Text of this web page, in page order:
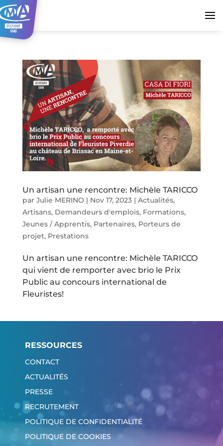
Un artisan une rencontre: Michèle TARICCO
par Julie MERINO | Nov 17, 2023| Actualités,
Artisans, Demandeurs d'emplois, Formations,
Jeunes / Apprentis, Partenaires, Porteurs de
projet, Prestations
Un artisan une rencontre: Michèle TARICCO
qui vient de remporter avec brio le Prix
Public au concours international de
Fleuristes!
RESSOURCES
CONTACT
ACTUALITÉS
PRESSE
RECRUTEMENT
POLITIQUE DE CONFIDENTIALITÉ
POLITIQUE DE COOKIES